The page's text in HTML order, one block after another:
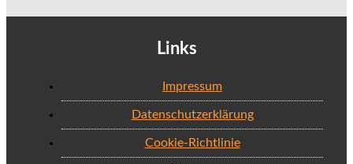
Links
Impressum
Datenschutzerklärung
Cookie-Richtlinie